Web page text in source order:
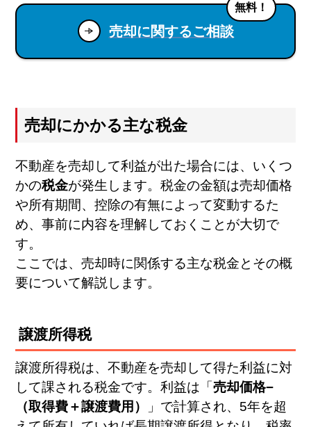
売却に関するご相談
無料！
売却にかかる主な税金
不動産を売却して利益が出た場合には、いくつ
かの税金が発生します。税金の金額は売却価格
や所有期間、控除の有無によって変動するた
め、事前に内容を理解しておくことが大切で
す。
ここでは、売却時に関係する主な税金とその概
要について解説します。
譲渡所得税
譲渡所得税は、不動産を売却して得た利益に対
して課される税金です。利益は「売却価格−
（取得費＋譲渡費用）
」で計算され、5年を超